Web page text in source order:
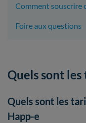
Comment souscrire
Foire aux questions
Quels sont les
Quels sont les
Happ-e